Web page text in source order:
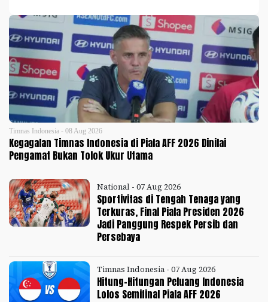
Timnas Indonesia - 08 Aug 2026
Kegagalan Timnas Indonesia di Piala AFF 2026 Dinilai
Pengamat Bukan Tolok Ukur Utama
National - 07 Aug 2026
Sportivitas di Tengah Tenaga yang
Terkuras, Final Piala Presiden 2026
Jadi Panggung Respek Persib dan
Persebaya
Timnas Indonesia - 07 Aug 2026
Hitung-Hitungan Peluang Indonesia
Lolos Semifinal Piala AFF 2026